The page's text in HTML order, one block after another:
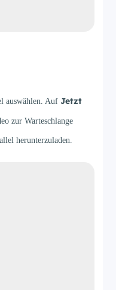
auswählen. AufJetzt
zur Warteschlange
herunterzuladen.